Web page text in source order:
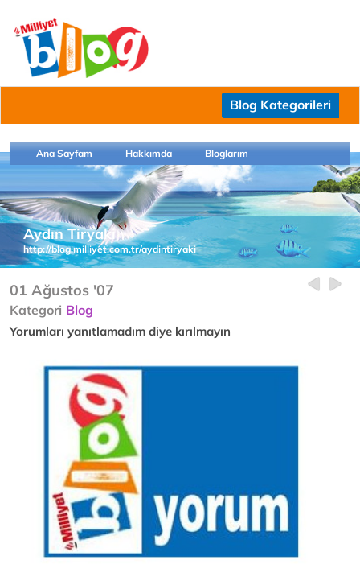
Blog Kategorileri
Ana Sayfam Hakkımda Bloglarım
Aydın Tiryaki
http://blog.milliyet.com.tr/aydintiryaki
01 Ağustos '07
Kategori Blog
Yorumları yanıtlamadım diye kırılmayın